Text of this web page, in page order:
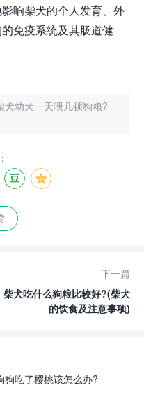
响柴犬的个人发育、外
免疫系统及其肠道健
犬幼犬一天喂几顿狗粮?
下一篇
柴犬吃什么狗粮比较好?(柴犬
的饮食及注意事项)
狗吃了樱桃该怎么办?